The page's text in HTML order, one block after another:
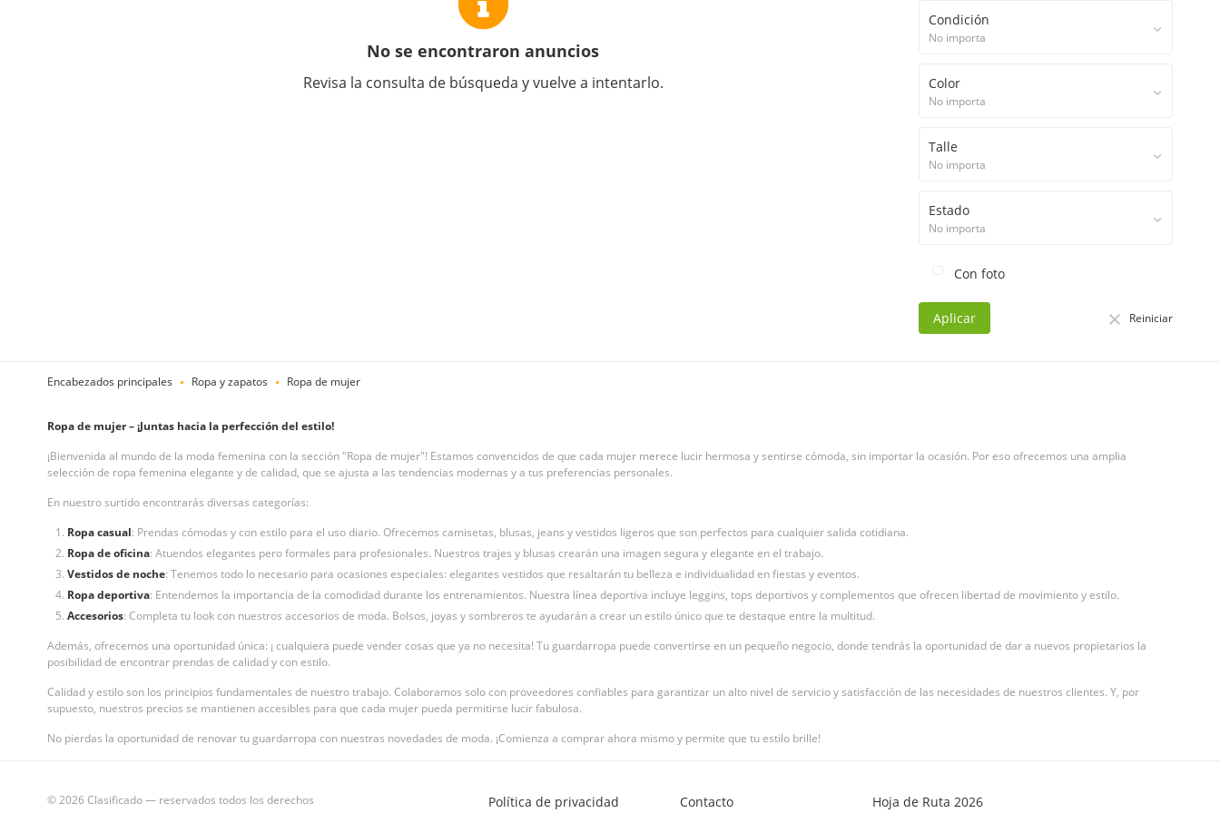
No se encontraron anuncios
Revisa la consulta de búsqueda y vuelve a intentarlo.
Condición
No importa
Color
No importa
Talle
No importa
Estado
No importa
Con foto
Aplicar Reiniciar
Encabezados principales Ropa y zapatos Ropa de mujer
Ropa de mujer – ¡Juntas hacia la perfección del estilo!
¡Bienvenida al mundo de la moda femenina con la sección "Ropa de mujer"! Estamos convencidos de que cada mujer merece lucir hermosa y sentirse cómoda, sin importar la ocasión. Por eso ofrecemos una amplia
selección de ropa femenina elegante y de calidad, que se ajusta a las tendencias modernas y a tus preferencias personales.
En nuestro surtido encontrarás diversas categorías:
Ropa casual: Prendas cómodas y con estilo para el uso diario. Ofrecemos camisetas, blusas, jeans y vestidos ligeros que son perfectos para cualquier salida cotidiana.
Ropa de oficina: Atuendos elegantes pero formales para profesionales. Nuestros trajes y blusas crearán una imagen segura y elegante en el trabajo.
Vestidos de noche: Tenemos todo lo necesario para ocasiones especiales: elegantes vestidos que resaltarán tu belleza e individualidad en fiestas y eventos.
Ropa deportiva: Entendemos la importancia de la comodidad durante los entrenamientos. Nuestra línea deportiva incluye leggins, tops deportivos y complementos que ofrecen libertad de movimiento y estilo.
Accesorios: Completa tu look con nuestros accesorios de moda. Bolsos, joyas y sombreros te ayudarán a crear un estilo único que te destaque entre la multitud.
Además, ofrecemos una oportunidad única: ¡ cualquiera puede vender cosas que ya no necesita! Tu guardarropa puede convertirse en un pequeño negocio, donde tendrás la oportunidad de dar a nuevos propietarios la
posibilidad de encontrar prendas de calidad y con estilo.
Calidad y estilo son los principios fundamentales de nuestro trabajo. Colaboramos solo con proveedores confiables para garantizar un alto nivel de servicio y satisfacción de las necesidades de nuestros clientes. Y, por
supuesto, nuestros precios se mantienen accesibles para que cada mujer pueda permitirse lucir fabulosa.
No pierdas la oportunidad de renovar tu guardarropa con nuestras novedades de moda. ¡Comienza a comprar ahora mismo y permite que tu estilo brille!
© 2026 Clasificado — reservados todos los derechos Política de privacidad Contacto Hoja de Ruta 2026